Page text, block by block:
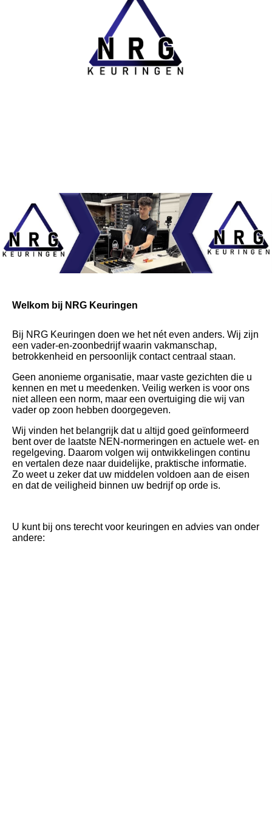
Welkom bij NRG Keuringen
Bij NRG Keuringen doen we het nét even anders. Wij zijn
een vader-en-zoonbedrijf waarin vakmanschap,
betrokkenheid en persoonlijk contact centraal staan.
Geen anonieme organisatie, maar vaste gezichten die u
kennen en met u meedenken. Veilig werken is voor ons
niet alleen een norm, maar een overtuiging die wij van
vader op zoon hebben doorgegeven.
Wij vinden het belangrijk dat u altijd goed geïnformeerd
bent over de laatste NEN-normeringen en actuele wet- en
regelgeving. Daarom volgen wij ontwikkelingen continu
en vertalen deze naar duidelijke, praktische informatie.
Zo weet u zeker dat uw middelen voldoen aan de eisen
en dat de veiligheid binnen uw bedrijf op orde is.
U kunt bij ons terecht voor keuringen en advies van onder
andere: